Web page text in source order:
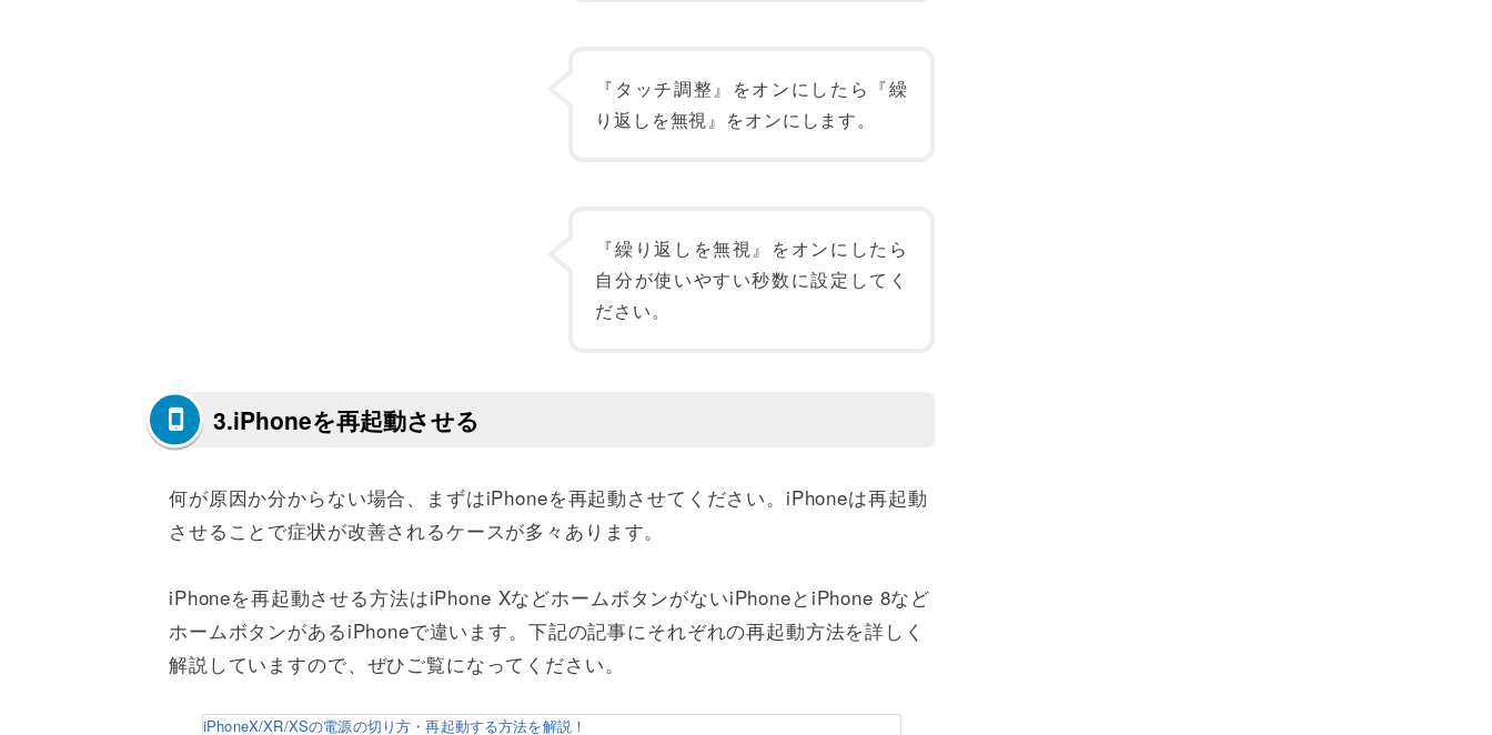
『タッチ調整』をオンにしたら『繰
り返しを無視』をオンにします。
『繰り返しを無視』をオンにしたら
自分が使いやすい秒数に設定してく
ださい。
3.iPhoneを再起動させる
何が原因か分からない場合、まずはiPhoneを再起動させてください。iPhoneは再起動
させることで症状が改善されるケースが多々あります。
iPhoneを再起動させる方法はiPhone XなどホームボタンがないiPhoneとiPhone 8など
ホームボタンがあるiPhoneで違います。下記の記事にそれぞれの再起動方法を詳しく
解説していますので、ぜひご覧になってください。
iPhoneX/XR/XSの電源の切り方・再起動する方法を解説！